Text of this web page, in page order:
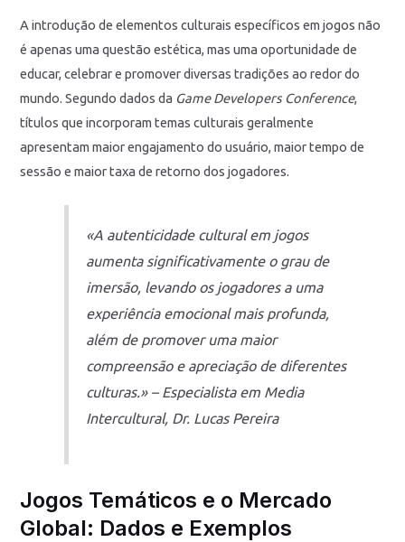
A introdução de elementos culturais específicos em jogos não
é apenas uma questão estética, mas uma oportunidade de
educar, celebrar e promover diversas tradições ao redor do
mundo. Segundo dados da Game Developers Conference,
títulos que incorporam temas culturais geralmente
apresentam maior engajamento do usuário, maior tempo de
sessão e maior taxa de retorno dos jogadores.
«A autenticidade cultural em jogos
aumenta significativamente o grau de
imersão, levando os jogadores a uma
experiência emocional mais profunda,
além de promover uma maior
compreensão e apreciação de diferentes
culturas.» – Especialista em Media
Intercultural, Dr. Lucas Pereira
Jogos Temáticos e o Mercado
Global: Dados e Exemplos